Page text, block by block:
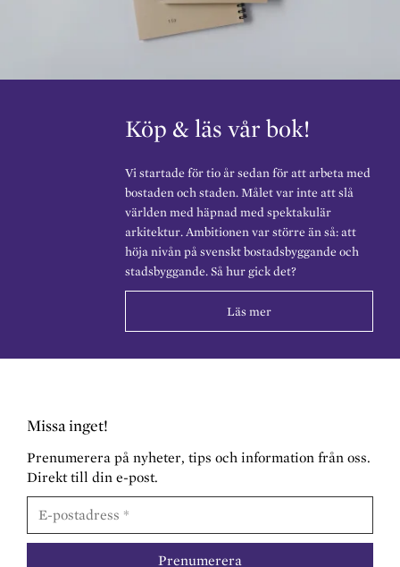
Missa inget!
Prenumerera på nyheter, tips och information från oss.
Direkt till din e-post.
Köp & läs vår bok!
Vi startade för tio år sedan för att arbeta med
bostaden och staden. Målet var inte att slå
världen med häpnad med spektakulär
arkitektur. Ambitionen var större än så: att
höja nivån på svenskt bostadsbyggande och
stadsbyggande. Så hur gick det?
Läs mer